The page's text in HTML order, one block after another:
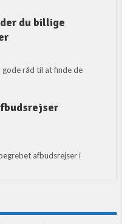
du billige
gode råd til at finde de
afbudsrejser i